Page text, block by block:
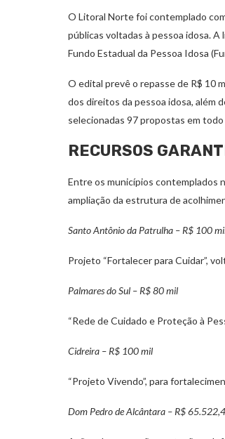
O Litoral Norte foi contemplado
públicas voltadas à pessoa idosa.
Fundo Estadual da Pessoa Idosa
O edital prevê o repasse de R$ 10
dos direitos da pessoa idosa, além
selecionadas 97 propostas em
RECURSOS
Entre os municípios contemplados
ampliação da estrutura de
Santo Antônio da Patrulha – R$ 100
Projeto “Fortalecer para Cuidar”,
Palmares do Sul – R$ 80 mil
“Rede de Cuidado e Proteção à
Cidreira – R$ 100 mil
“Projeto Vivendo”, para
Dom Pedro de Alcântara – R$